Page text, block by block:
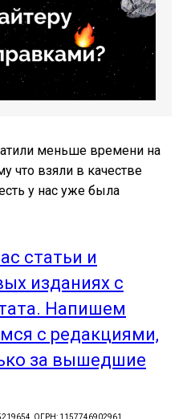
меньше времени на
что взяли в качестве
у нас уже была
статьи и
изданиях с
Напишем
с редакциями,
за вышедшие
ОГРН: 1157746902961